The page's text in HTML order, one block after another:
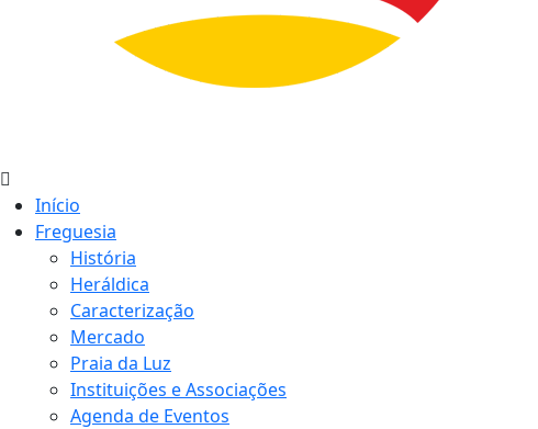
Início
Freguesia
História
Heráldica
Caracterização
Mercado
Praia da Luz
Instituições e Associações
Agenda de Eventos